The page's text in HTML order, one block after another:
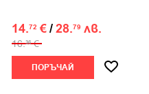
14.72 €/28.79 лв.
16.36 €
ПОРЪЧАЙ